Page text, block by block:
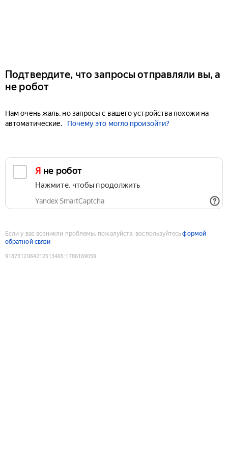
Подтвердите, что запросы отправляли вы, а
не робот
Нам очень жаль, но запросы с вашего устройства похожи на
автоматические.
Почему это могло произойти?
Я не робот
Нажмите, чтобы продолжить
Yandex SmartCaptcha
Если у вас возникли проблемы, пожалуйста, воспользуйтесьформой
обратной связи
9187312064212513465:1786169059